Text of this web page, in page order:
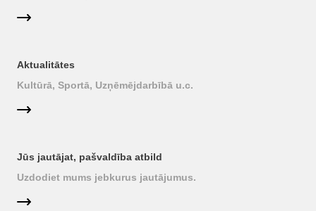
Aktualitātes
Kultūrā, Sportā, Uzņēmējdarbībā u.c.
Jūs jautājat, pašvaldība atbild
Uzdodiet mums jebkurus jautājumus.